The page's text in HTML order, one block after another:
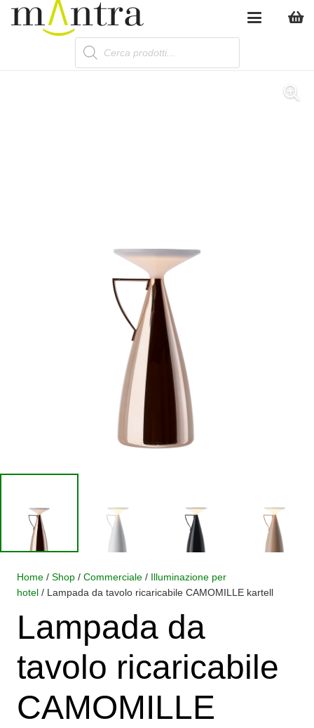
Products
search
Home / Shop / Commerciale / Illuminazione per
hotel / Lampada da tavolo ricaricabile CAMOMILLE kartell
Lampada da
tavolo ricaricabile
CAMOMILLE